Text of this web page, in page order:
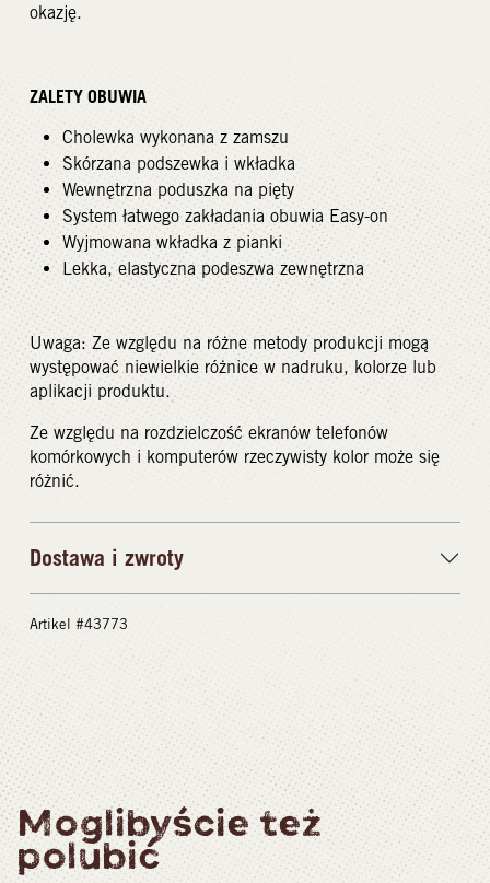
okazję.
ZALETY OBUWIA
Cholewka wykonana z zamszu
Skórzana podszewka i wkładka
Wewnętrzna poduszka na pięty
System łatwego zakładania obuwia Easy-on
Wyjmowana wkładka z pianki
Lekka, elastyczna podeszwa zewnętrzna
Uwaga: Ze względu na różne metody produkcji mogą
występować niewielkie różnice w nadruku, kolorze lub
aplikacji produktu.
Ze względu na rozdzielczość ekranów telefonów
komórkowych i komputerów rzeczywisty kolor może się
różnić.
Dostawa i zwroty
Artikel #43773
Moglibyście też
polubić